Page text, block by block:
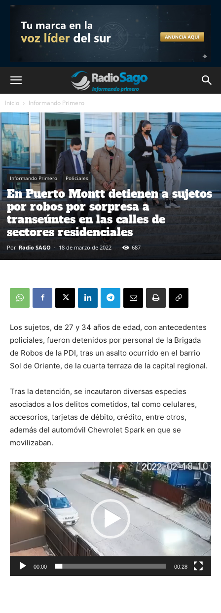
Inicio Informando Primero
Informando Primero Policiales
En Puerto Montt detienen a sujetos
por robos por sorpresa a
transeúntes en las calles de
sectores residenciales
Por Radio SAGO - 18 de marzo de 2022 687
Los sujetos, de 27 y 34 años de edad, con antecedentes
policiales, fueron detenidos por personal de la Brigada
de Robos de la PDI, tras un asalto ocurrido en el barrio
Sol de Oriente, de la cuarta terraza de la capital regional.
Tras la detención, se incautaron diversas especies
asociados a los delitos cometidos, tal como celulares,
accesorios, tarjetas de débito, crédito, entre otros,
además del automóvil Chevrolet Spark en que se
movilizaban.
Reproductor
de
vídeo
00:00 00:28